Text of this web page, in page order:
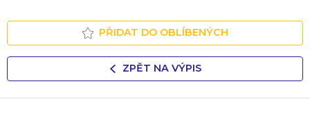
PŘIDAT DO OBLÍBENÝCH
ZPĚT NA VÝPIS